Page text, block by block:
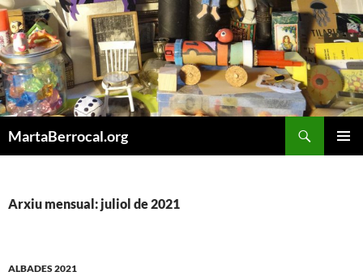
Vés
al
contingut
MartaBerrocal.org
Arxiu mensual: juliol de 2021
ALBADES 2021